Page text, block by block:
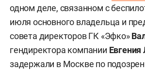
одном деле, связанном с
июля основного владельца и
совета директоров ГК «Эфко»
гендиректора компании
задержали в Москве по